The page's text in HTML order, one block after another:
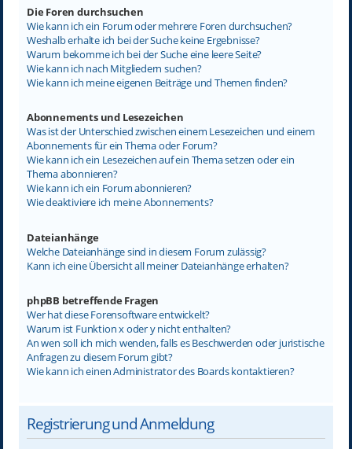
Die Foren durchsuchen
Wie kann ich ein Forum oder mehrere Foren durchsuchen?
Weshalb erhalte ich bei der Suche keine Ergebnisse?
Warum bekomme ich bei der Suche eine leere Seite?
Wie kann ich nach Mitgliedern suchen?
Wie kann ich meine eigenen Beiträge und Themen finden?
Abonnements und Lesezeichen
Was ist der Unterschied zwischen einem Lesezeichen und einem
Abonnements für ein Thema oder Forum?
Wie kann ich ein Lesezeichen auf ein Thema setzen oder ein
Thema abonnieren?
Wie kann ich ein Forum abonnieren?
Wie deaktiviere ich meine Abonnements?
Dateianhänge
Welche Dateianhänge sind in diesem Forum zulässig?
Kann ich eine Übersicht all meiner Dateianhänge erhalten?
phpBB betreffende Fragen
Wer hat diese Forensoftware entwickelt?
Warum ist Funktion x oder y nicht enthalten?
An wen soll ich mich wenden, falls es Beschwerden oder juristische
Anfragen zu diesem Forum gibt?
Wie kann ich einen Administrator des Boards kontaktieren?
Registrierung und Anmeldung